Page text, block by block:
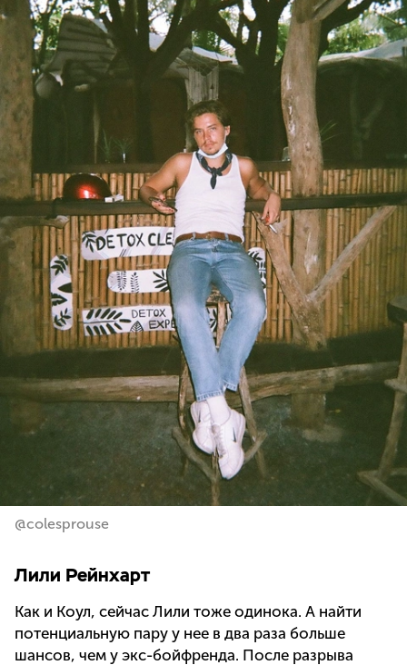
@colesprouse
Лили Рейнхарт
Как и Коул, сейчас Лили тоже одинока. А найти
потенциальную пару у нее в два раза больше
шансов, чем у экс-бойфренда. После разрыва